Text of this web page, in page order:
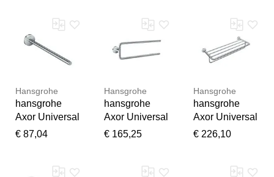
doppelt, chrom
chrom, doppelt
Wandmontage,
chrom
Hansgrohe
hansgrohe
Axor Universal
Circular
€ 87,04
Hansgrohe
hansgrohe
Axor Universal
Circular
€ 165,25
Hansgrohe
hansgrohe
Axor Universal
Circular
655x250mm,
€ 226,10
Feedback
Ihr Feedback wird nun vor
der Veröffentlichung von